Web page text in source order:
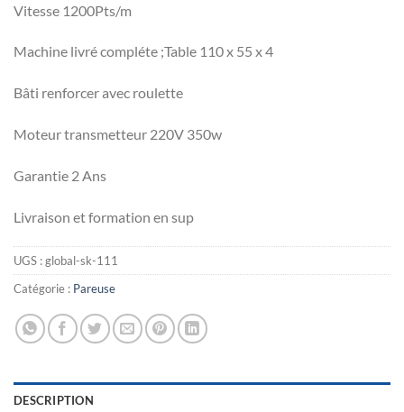
Vitesse 1200Pts/m
Machine livré compléte ;Table 110 x 55 x 4
Bâti renforcer avec roulette
Moteur transmetteur 220V 350w
Garantie 2 Ans
Livraison et formation en sup
UGS :global-sk-111
Catégorie : Pareuse
DESCRIPTION